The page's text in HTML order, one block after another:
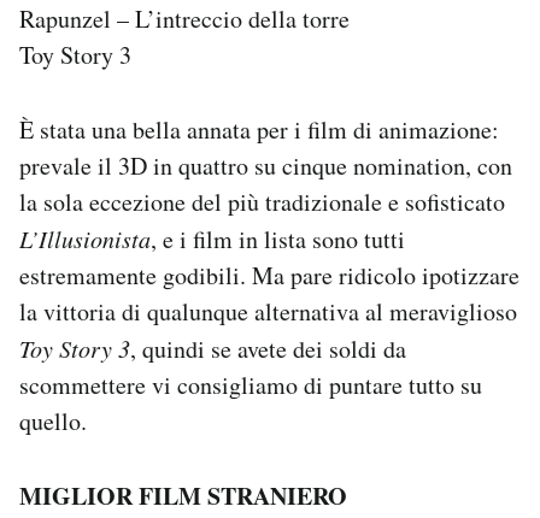
Rapunzel – L’intreccio della torre
Toy Story 3
È stata una bella annata per i film di animazione:
prevale il 3D in quattro su cinque nomination, con
la sola eccezione del più tradizionale e sofisticato
L’Illusionista, e i film in lista sono tutti
estremamente godibili. Ma pare ridicolo ipotizzare
la vittoria di qualunque alternativa al meraviglioso
Toy Story 3, quindi se avete dei soldi da
scommettere vi consigliamo di puntare tutto su
quello.
MIGLIOR FILM STRANIERO